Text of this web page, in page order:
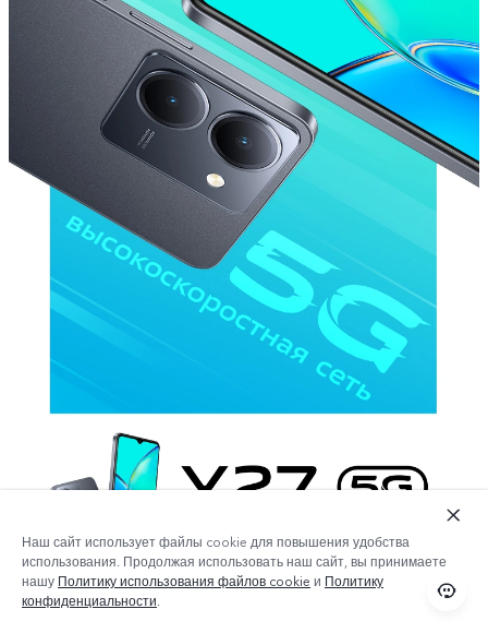
Наш сайт использует файлы cookie для повышения удобства
использования. Продолжая использовать наш сайт, вы принимаете
нашу Политику использования файлов cookie и Политику
конфиденциальности.